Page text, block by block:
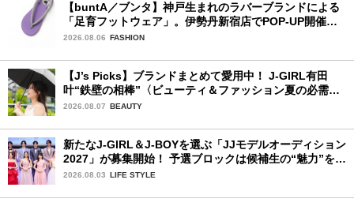
【buntA／ブンタ】神戸生まれのラバーブランドによる
「足育フットウェア」。伊勢丹新宿店でPOP-UP開催
中！
2026.08.06 FASHION
【J’s Picks】ブランドまとめて愛用中！ J-GIRL有田
叶“鉄壁の相棒”〈ビューティ＆ファッション夏の必需
品〉
2026.08.07 BEAUTY
新たなJ-GIRL＆J-BOYを選ぶ「JJモデルオーディション
2027」が募集開始！ 予選ブロックは候補生の“魅力”を重
視した「新システム」に変わります
2026.08.03 LIFE STYLE